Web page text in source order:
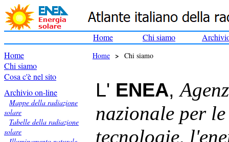
Home Chi siamo
Home
Chi siamo
Cosa c'è nel sito
Archivio on-line
Mappe della radiazione
solare
Tabelle della radiazione
solare
Home > Chi siamo
L' ENEA,
nazionale per
tecnologie,